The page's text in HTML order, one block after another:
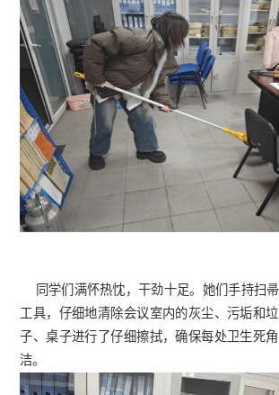
同学们 满怀热忱，干劲十足。 她们手持扫
工具，仔细地清除会议室内的灰尘、污垢和垃
子、桌子进行了仔细擦拭，确保每处卫生死
洁。